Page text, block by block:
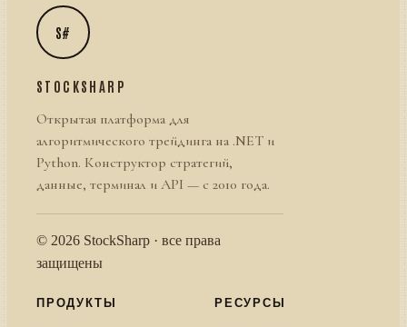
S#
STOCKSHARP
Открытая платформа для
алгоритмического трейдинга на .NET и
Python. Конструктор стратегий,
данные, терминал и API — с 2010 года.
© 2026 StockSharp · все права
защищены
ПРОДУКТЫ РЕСУРСЫ